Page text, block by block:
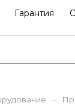
Гарантия
–